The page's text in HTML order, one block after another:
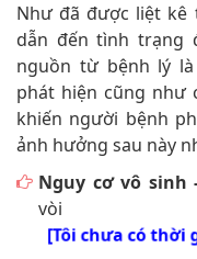
Như đã được liệt kê
dẫn đến tình trạng
nguồn từ bệnh lý
phát hiện cũng như
khiến người bệnh
ảnh hưởng sau này
Nguy cơ vô sinh
vòi
[Tôi chưa có thời